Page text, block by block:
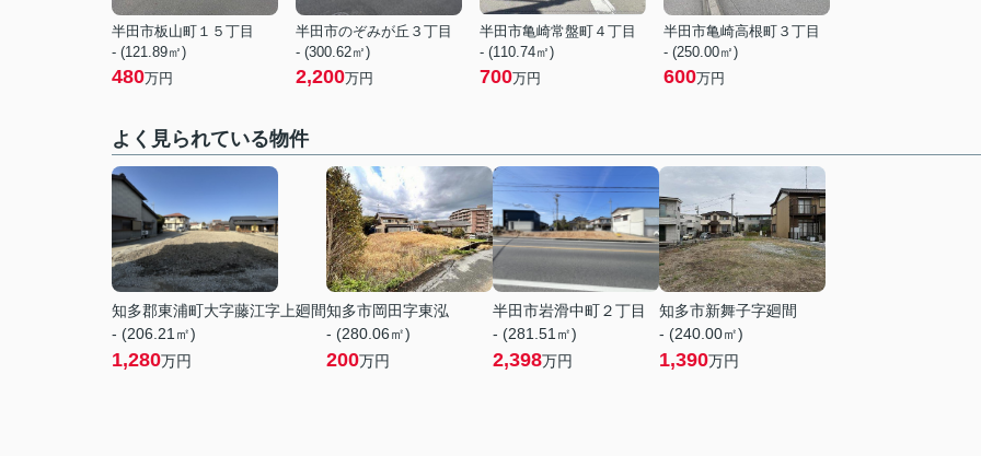
半田市板山町１５丁目
- (121.89㎡)
480万円
半田市のぞみが丘３丁目
- (300.62㎡)
2,200万円
半田市亀崎常盤町４丁目
- (110.74㎡)
700万円
半田市亀崎高根町３丁目
- (250.00㎡)
600万円
よく見られている物件
知多郡東浦町大字藤江字上廻間
- (206.21㎡)
1,280万円
知多市岡田字東泓
- (280.06㎡)
200万円
半田市岩滑中町２丁目
- (281.51㎡)
2,398万円
知多市新舞子字廻間
- (240.00㎡)
1,390万円